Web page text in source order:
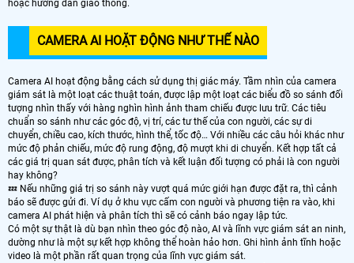
hoặc hướng dẫn giao thông.
CAMERA AI HOẶT ĐỘNG NHƯ THẾ NÀO
Camera AI hoạt động bằng cách sử dụng thị giác máy. Tầm nhìn của camera
giám sát là một loạt các thuật toán, được lập một loạt các biểu đồ so sánh đối
tượng nhìn thấy với hàng nghìn hình ảnh tham chiếu được lưu trữ. Các tiêu
chuẩn so sánh như các góc độ, vị trí, các tư thế của con người, các sự di
chuyển, chiều cao, kích thước, hình thể, tốc độ… Với nhiều các câu hỏi khác như
mức độ phản chiếu, mức độ rung động, độ mượt khi di chuyển. Kết hợp tất cả
các giá trị quan sát được, phân tích và kết luận đối tượng có phải là con người
hay không?
💤 Nếu những giá trị so sánh này vượt quá mức giới hạn được đặt ra, thì cảnh
báo sẽ được gửi đi. Ví dụ ở khu vực cấm con người và phương tiện ra vào, khi
camera AI phát hiện và phân tích thì sẽ có cảnh báo ngay lập tức.
Có một sự thật là dù bạn nhìn theo góc độ nào, AI và lĩnh vực giám sát an ninh,
dường như là một sự kết hợp không thể hoàn hảo hơn. Ghi hình ảnh tĩnh hoặc
video là một phần rất quan trọng của lĩnh vực giám sát.